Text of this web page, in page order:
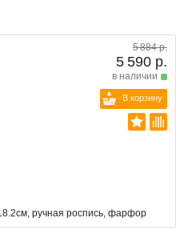
5 884 р.
5 590 р.
в наличии
В корзину
ручная роспись, фарфор